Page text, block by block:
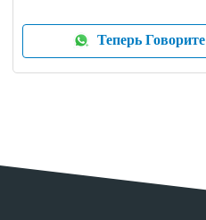
Теперь Говорите